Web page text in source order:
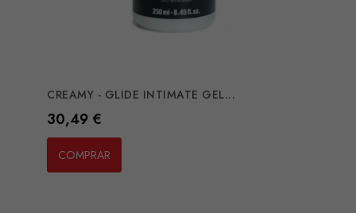
CREAMY - GLIDE INTIMATE GEL...
Preço
30,49 €
COMPRAR